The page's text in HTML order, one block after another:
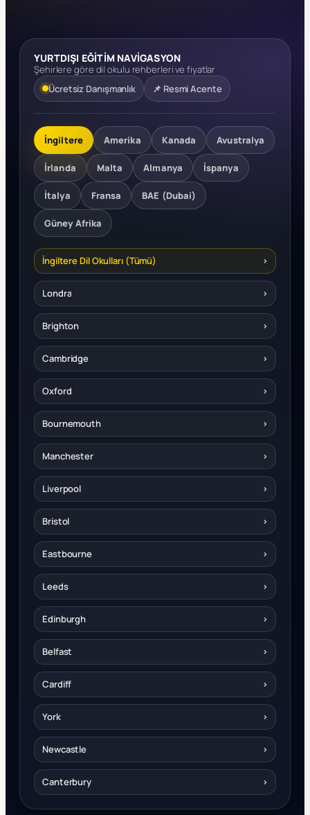
YURTDIŞI EĞİTİM NAVİGASYON
Şehirlere göre dil okulu rehberleri ve fiyatlar
Ücretsiz Danışmanlık
📌 Resmi Acente
İngiltere Amerika Kanada Avustralya
İrlanda Malta Almanya İspanya
İtalya Fransa BAE (Dubai)
Güney Afrika
İngiltere Dil Okulları (Tümü) ›
Londra ›
Brighton ›
Cambridge ›
Oxford ›
Bournemouth ›
Manchester ›
Liverpool ›
Bristol ›
Eastbourne ›
Leeds ›
Edinburgh ›
Belfast ›
Cardiff ›
York ›
Newcastle ›
Canterbury ›